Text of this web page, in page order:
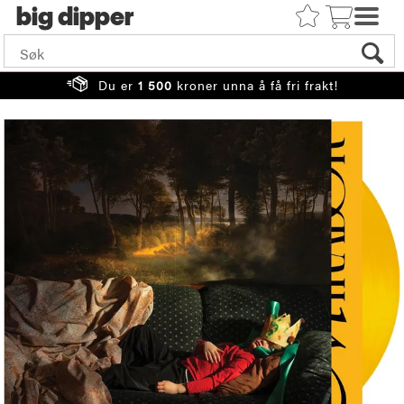
big
Du er 1 500 kroner unna å få fri frakt!